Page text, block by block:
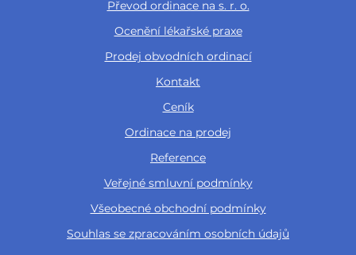
Převod ordinace na s. r. o.
Ocenění lékařské praxe
Prodej obvodních ordinací
Kontakt
Ceník
Ordinace na prodej
Reference
Veřejné smluvní podmínky
Všeobecné obchodní podmínky
Souhlas se zpracováním osobních údajů